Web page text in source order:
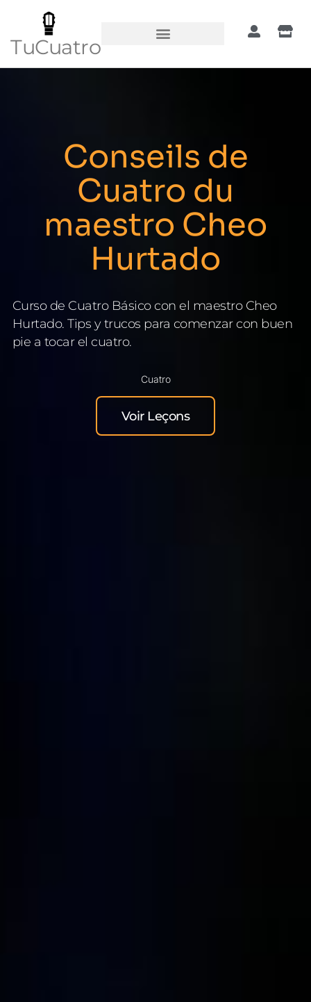
TuCuatro
Conseils de
Cuatro du
maestro Cheo
Hurtado
Curso de Cuatro Básico con el maestro Cheo
Hurtado. Tips y trucos para comenzar con buen
pie a tocar el cuatro.
Cuatro
Voir Leçons